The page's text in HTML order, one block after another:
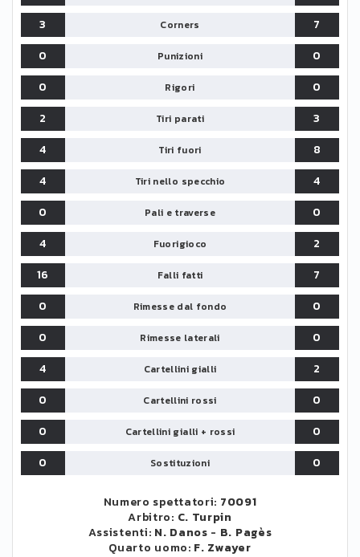
3
Corners
7
0
Punizioni
0
0
Rigori
0
2
Tiri parati
3
4
Tiri fuori
8
4
Tiri nello specchio
4
0
Pali e traverse
0
4
Fuorigioco
2
16
Falli fatti
7
0
Rimesse dal fondo
0
0
Rimesse laterali
0
4
Cartellini gialli
2
0
Cartellini rossi
0
0
Cartellini gialli + rossi
0
0
Sostituzioni 0
Numero spettatori: 70091
Arbitro: C. Turpin
Assistenti: N. Danos - B. Pagès
Quarto uomo: F. Zwayer